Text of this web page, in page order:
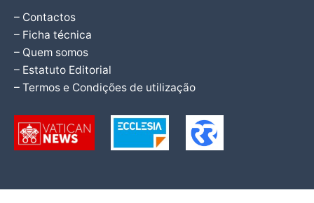
– Contactos
– Ficha técnica
– Quem somos
– Estatuto Editorial
– Termos e Condições de utilização